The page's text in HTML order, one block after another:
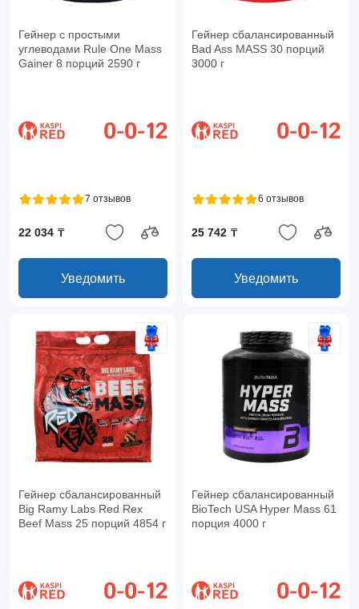
Гейнер с простыми
углеводами Rule One Mass
Gainer 8 порций 2590 г
7 отзывов
22 034 ₸
Уведомить
Гейнер сбалансированный
Bad Ass MASS 30 порций
3000 г
6 отзывов
25 742 ₸
Уведомить
Гейнер сбалансированный
Big Ramy Labs Red Rex
Beef Mass 25 порций 4854 г
Гейнер сбалансированный
BioTech USA Hyper Mass 61
порция 4000 г